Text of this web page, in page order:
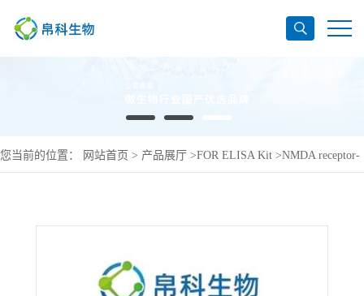
您当前的位置： 网站首页 > 产品展厅 >FOR ELISA Kit >NMDA receptor-